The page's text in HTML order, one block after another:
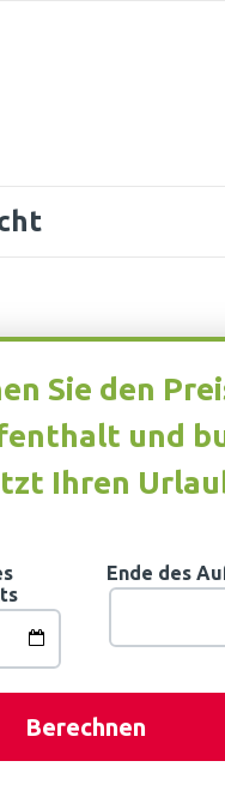
Sie den
und
Ihren
Ende des
Berechnen